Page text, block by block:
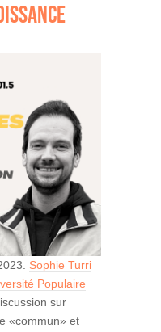
Sophie Turri
Populaire
sur
«commun» et